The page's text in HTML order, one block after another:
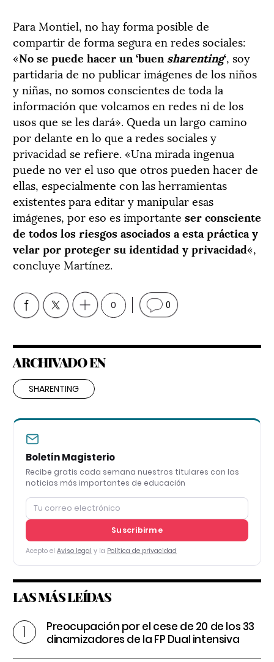
Para Montiel, no hay forma posible de
compartir de forma segura en redes sociales:
«No se puede hacer un ‘buen sharenting‘, soy
partidaria de no publicar imágenes de los niños
y niñas, no somos conscientes de toda la
información que volcamos en redes ni de los
usos que se les dará». Queda un largo camino
por delante en lo que a redes sociales y
privacidad se refiere. «Una mirada ingenua
puede no ver el uso que otros pueden hacer de
ellas, especialmente con las herramientas
existentes para editar y manipular esas
imágenes, por eso es importante ser consciente
de todos los riesgos asociados a esta práctica y
velar por proteger su identidad y privacidad«,
concluye Martínez.
0 0
ARCHIVADO EN
SHARENTING
Boletín Magisterio
Recibe gratis cada semana nuestros titulares con las
noticias más importantes de educación
Suscribirme
Acepto el Aviso legal y la Política de privacidad
LAS MÁS LEÍDAS
Preocupación por el cese de 20 de los 33
dinamizadores de la FP Dual intensiva